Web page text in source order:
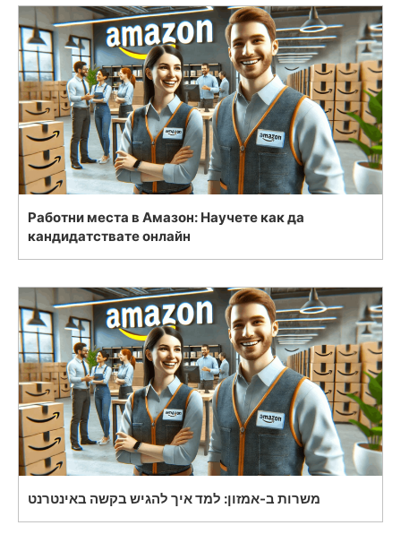
Работни места в Амазон: Научете как да
кандидатствате онлайн
משרות ב-אמזון: למד איך להגיש בקשה באינטרנט